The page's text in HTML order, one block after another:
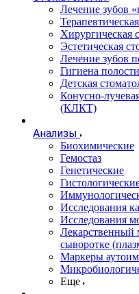
Лечение зубов
Хирургическая
Эстетическая
Лечение зубов
Гигиена
Детская
Конусно-
(КЛКТ)
Анализы
Биохимические
Гемостаз
Генетические
Исследования
Исследования
Лекарственный
сыворотке
Маркеры
Еще